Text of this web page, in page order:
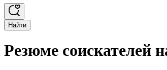
Найти
Резюме соискателей